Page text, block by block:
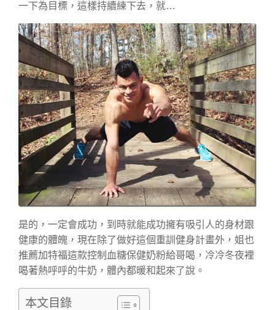
一下為目標，這樣持續練下去，就…
是的，一定會成功，到時就能成功擁有吸引人的身材跟
健康的體魄，現在除了做好這個重訓健身計畫外，姐也
推薦加特福這款控制血糖保健奶粉給哥喝，冷冷冬夜裡
喝著熱呼呼的牛奶，體內都暖和起來了說。
本文目錄